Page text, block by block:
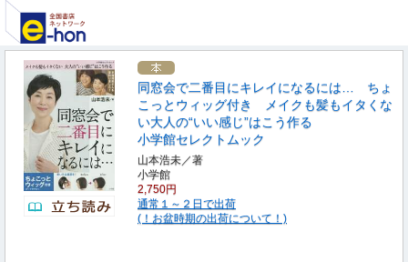
同窓会で二番目にキレイになるには… ちょ
こっとウィッグ付き メイクも髪もイタくな
い大人の“いい感じ”はこう作る
小学館セレクトムック
山本浩未／著
小学館
2,750円
通常１～２日で出荷
(！お盆時期の出荷について！)